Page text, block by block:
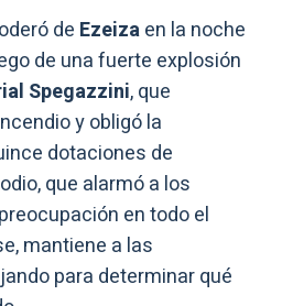
de Ezeizaen la noche
de una fuerte explosión
Spegazzini, que
y obligó la
dotaciones de
que alarmó a los
en todo el
mantiene a las
para determinar qué